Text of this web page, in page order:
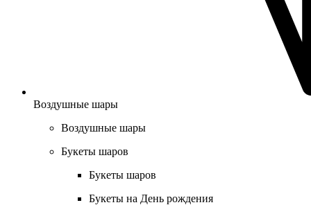
Воздушные шары
Воздушные шары
Букеты шаров
Букеты шаров
Букеты на День рождения